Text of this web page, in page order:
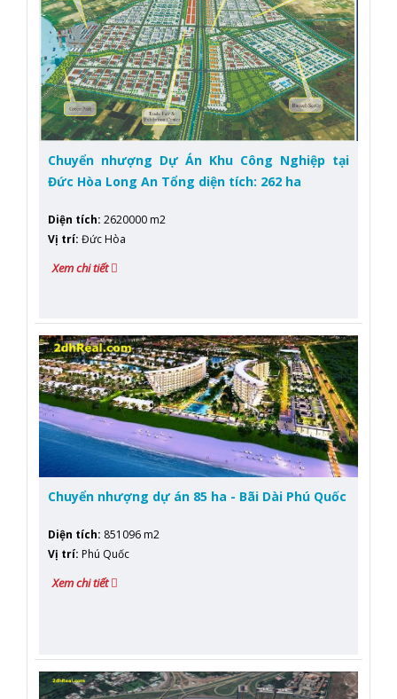
Chuyển nhượng Dự Án Khu Công Nghiệp tại
Đức Hòa Long An Tổng diện tích: 262 ha
Diện tích: 2620000 m2
Vị trí: Đức Hòa
Xem chi tiết
Chuyển nhượng dự án 85 ha - Bãi Dài Phú Quốc
Diện tích: 851096 m2
Vị trí: Phú Quốc
Xem chi tiết